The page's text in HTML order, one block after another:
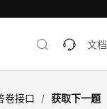
文档
卷接口 / 获取下一题